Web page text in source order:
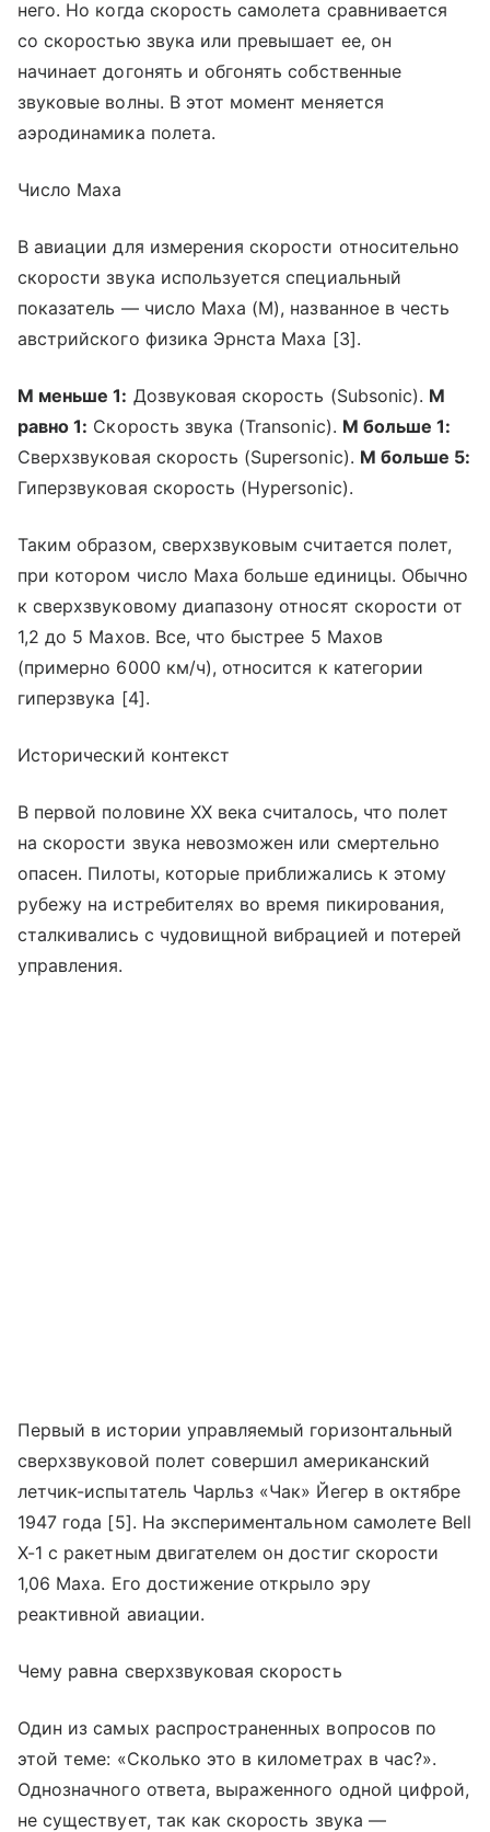
него. Но когда скорость самолета сравнивается
со скоростью звука или превышает ее, он
начинает догонять и обгонять собственные
звуковые волны. В этот момент меняется
аэродинамика полета.
Число Маха
В авиации для измерения скорости относительно
скорости звука используется специальный
показатель — число Маха (M), названное в честь
австрийского физика Эрнста Маха [3].
М меньше 1: Дозвуковая скорость (Subsonic). М
равно 1: Скорость звука (Transonic). М больше 1:
Сверхзвуковая скорость (Supersonic). М больше 5:
Гиперзвуковая скорость (Hypersonic).
Таким образом, сверхзвуковым считается полет,
при котором число Маха больше единицы. Обычно
к сверхзвуковому диапазону относят скорости от
1,2 до 5 Махов. Все, что быстрее 5 Махов
(примерно 6000 км/ч), относится к категории
гиперзвука [4].
Исторический контекст
В первой половине XX века считалось, что полет
на скорости звука невозможен или смертельно
опасен. Пилоты, которые приближались к этому
рубежу на истребителях во время пикирования,
сталкивались с чудовищной вибрацией и потерей
управления.
Первый в истории управляемый горизонтальный
сверхзвуковой полет совершил американский
летчик-испытатель Чарльз «Чак» Йегер в октябре
1947 года [5]. На экспериментальном самолете Bell
X-1 с ракетным двигателем он достиг скорости
1,06 Маха. Его достижение открыло эру
реактивной авиации.
Чему равна сверхзвуковая скорость
Один из самых распространенных вопросов по
этой теме: «Сколько это в километрах в час?».
Однозначного ответа, выраженного одной цифрой,
не существует, так как скорость звука —